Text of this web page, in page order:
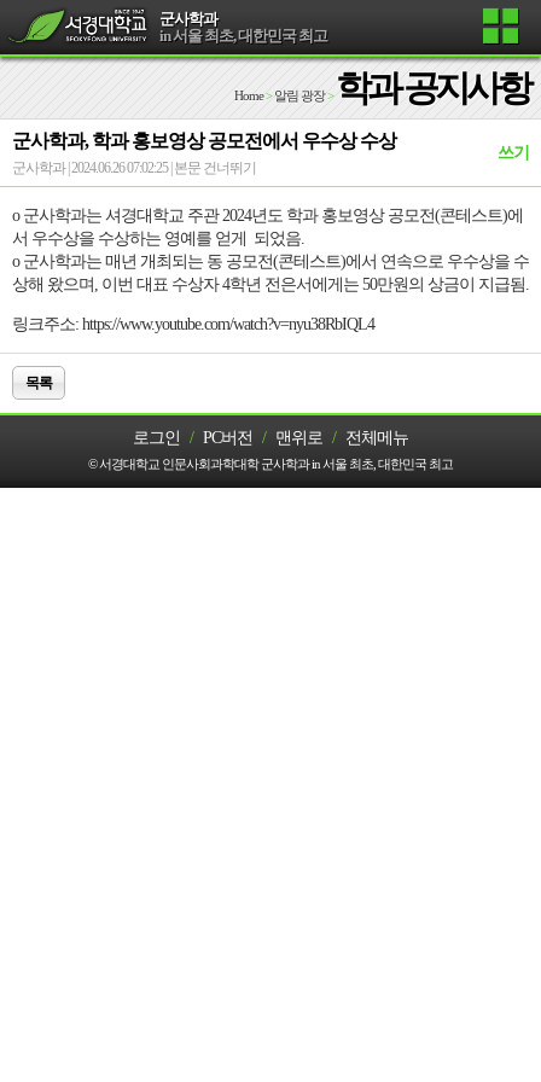
군사학과
in 서울 최초, 대한민국 최고
Home> 알림 광장> 학과 공지사항
군사학과, 학과 홍보영상 공모전에서 우수상 수상
쓰기
군사학과 | 2024.06.26 07:02:25 | 본문 건너뛰기
o 군사학과는 셔경대학교 주관 2024년도 학과 홍보영상 공모전(콘테스트)에
서 우수상을 수상하는 영예를 얻게 되었음.
o 군사학과는 매년 개최되는 동 공모전(콘테스트)에서 연속으로 우수상을 수
상해 왔으며, 이번 대표 수상자 4학년 전은서에게는 50만원의 상금이 지급됨.
링크주소: https://www.youtube.com/watch?v=nyu38RbIQL4
목록
로그인 / PC버전 / 맨위로 / 전체메뉴
© 서경대학교 인문사회과학대학 군사학과 in 서울 최초, 대한민국 최고